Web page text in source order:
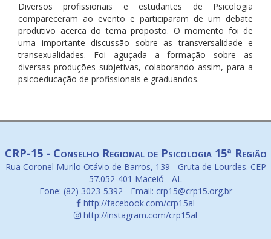
Diversos profissionais e estudantes de Psicologia
compareceram ao evento e participaram de um debate
produtivo acerca do tema proposto. O momento foi de
uma importante discussão sobre as transversalidade e
transexualidades. Foi aguçada a formação sobre as
diversas produções subjetivas, colaborando assim, para a
psicoeducação de profissionais e graduandos.
CRP-15 - Conselho Regional de Psicologia 15ª Região
Rua Coronel Murilo Otávio de Barros, 139 - Gruta de Lourdes. CEP
57.052-401 Maceió - AL
Fone: (82) 3023-5392 - Email: crp15@crp15.org.br
http://facebook.com/crp15al
http://instagram.com/crp15al